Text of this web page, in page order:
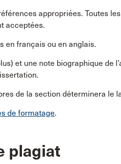
appropriées. Toutes
acceptées.
en français ou en anglais.
et une note biographique de
de la section déterminera le
de formatage.
plagiat